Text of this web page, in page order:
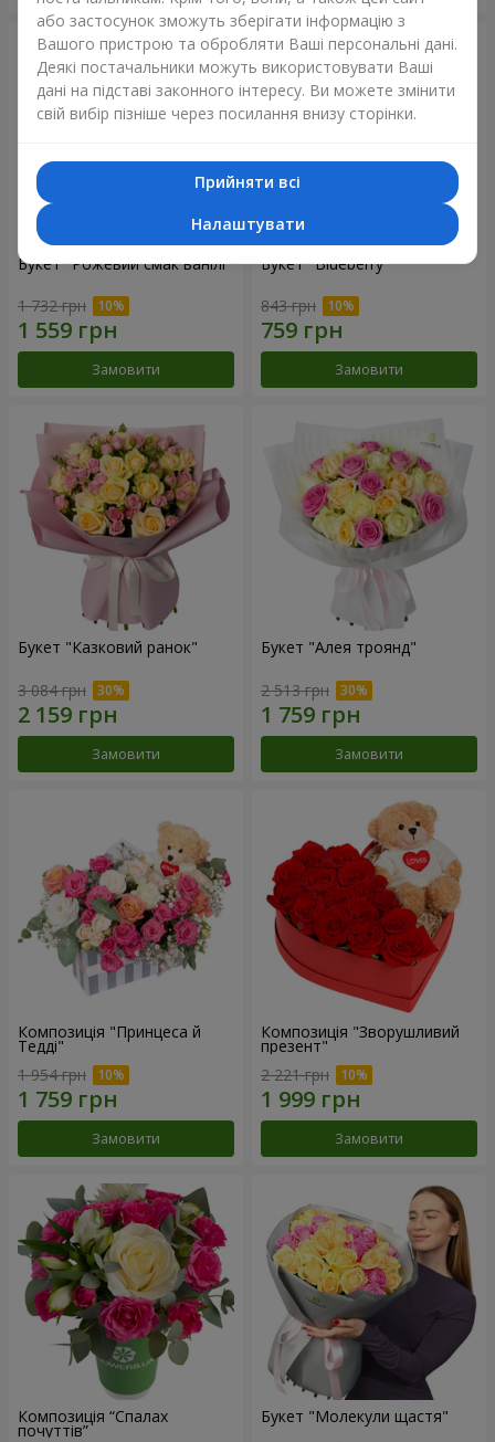
Букет "Рожевий смак ванілі"
1 732 грн
Замовити
Букет "Blueberry"
843 грн
Замовити
Букет "Казковий ранок"
3 084 грн
Замовити
Букет "Алея троянд"
2 513 грн
Замовити
Композиція "Принцеса й
Тедді"
1 954 грн
Замовити
Композиція "Зворушливий
презент"
2 221 грн
Замовити
Композиція “Спалах
почуттів”
Букет "Молекули щастя"
або застосунок зможуть зберігати інформацію з
Вашого пристрою та обробляти Ваші персональні дані.
Деякі постачальники можуть використовувати Ваші
дані на підставі законного інтересу. Ви можете змінити
свій вибір пізніше через посилання внизу сторінки.
Прийняти всі
Налаштувати